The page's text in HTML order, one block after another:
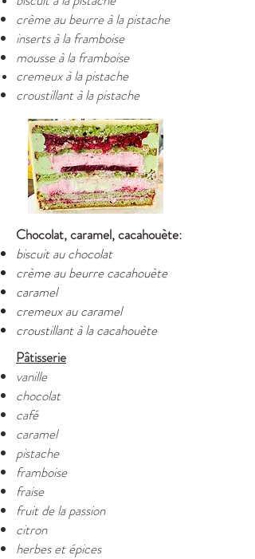
crème au beurre à la pistache
inserts à la framboise
mousse à la framboise
cremeux à la pistache
croustillant à la pistache
Chocolat, caramel, cacahouète:
biscuit au chocolat
crème au beurre cacahouète
caramel
cremeux au caramel
croustillant à la cacahouète
Pâtisserie
vanille
chocolat
café
caramel
pistache
framboise
fraise
fruit de la passion
citron
herbes et épices